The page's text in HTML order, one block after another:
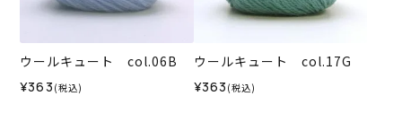
ウールキュート col.06B
¥363 (税込)
ウールキュート col.17G
¥363 (税込)